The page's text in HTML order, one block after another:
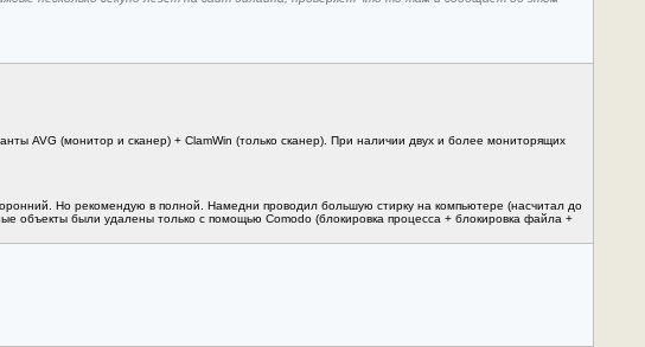
AVG (монитор и сканер) + ClamWin (только сканер). При наличии двух и более мониторящих
Но рекомендую в полной. Намедни проводил большую стирку на компьютере (насчитал до
объекты были удалены только с помощью Comodo (блокировка процесса + блокировка файла +